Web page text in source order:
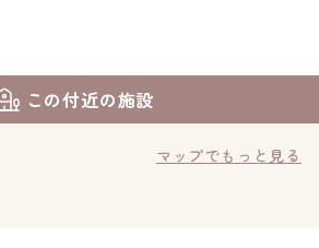
この付近の施設
マップでもっと見る